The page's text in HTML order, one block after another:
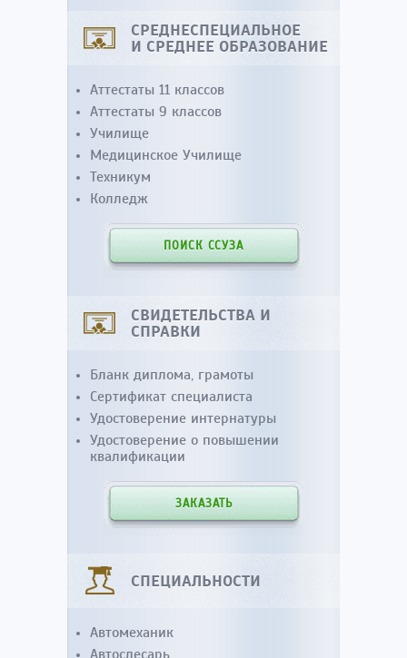
СРЕДНЕСПЕЦИАЛЬНОЕ
И СРЕДНЕЕ ОБРАЗОВАНИЕ
Аттестаты 11 классов
Аттестаты 9 классов
Училище
Медицинское Училище
Техникум
Колледж
ПОИСК ССУЗА
СВИДЕТЕЛЬСТВА И
СПРАВКИ
Бланк диплома, грамоты
Сертификат специалиста
Удостоверение интернатуры
Удостоверение о повышении
квалификации
ЗАКАЗАТЬ
СПЕЦИАЛЬНОСТИ
Автомеханик
Автослесарь